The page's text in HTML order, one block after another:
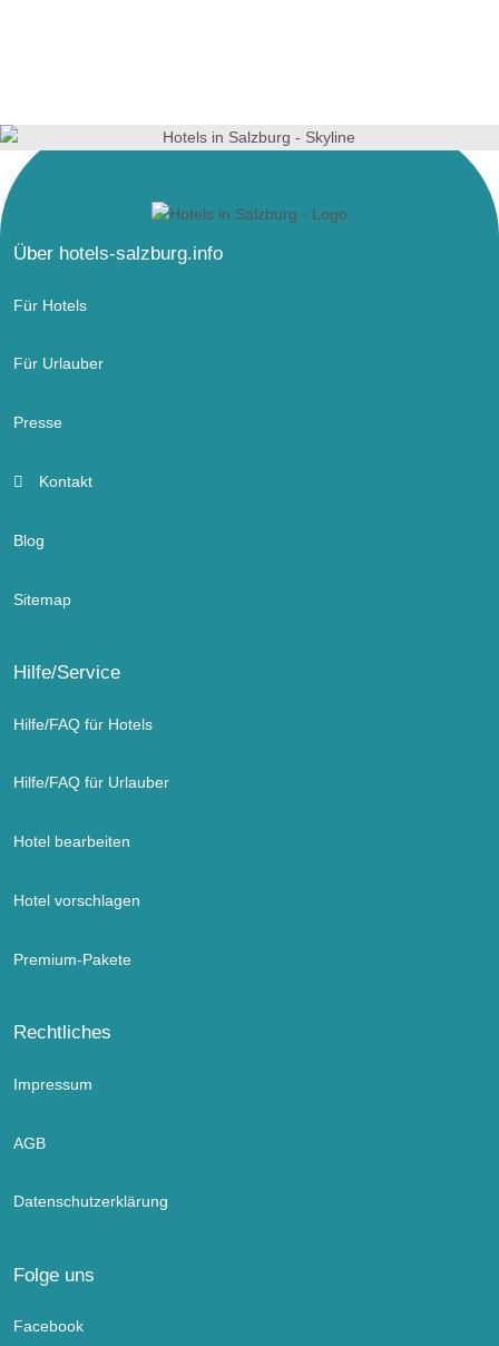
Über hotels-salzburg.info
Für Hotels
Für Urlauber
Presse
Kontakt
Blog
Sitemap
Hilfe/Service
Hilfe/FAQ für Hotels
Hilfe/FAQ für Urlauber
Hotel bearbeiten
Hotel vorschlagen
Premium-Pakete
Rechtliches
Impressum
AGB
Datenschutzerklärung
Folge uns
Facebook